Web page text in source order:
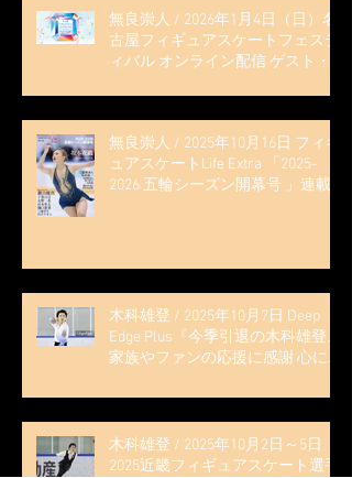
無良崇人 / 2026年1月4日（日）名
古屋フィギュアスケートフェステ
ィバル オンライン配信 ゲスト・
無良崇人 / 2025年10月16日 フィギ
ュアスケートLife Extra 「2025-
2026 五輪シーズン開幕号 」連載
木科雄登 / 2025年10月7日 Deep
Edge Plus『今季引退の木科雄登、
家族やファンの応援に感謝 心に響
見に来て」』
木科雄登 / 2025年10月2日～5日
2025近畿フィギュアスケート選手